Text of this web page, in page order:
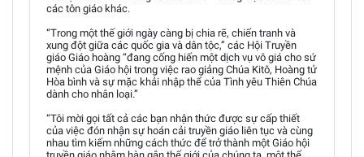
các tôn giáo khác.
“Trong một thế giới ngày càng bị chia rẽ, chiến tranh và
xung đột giữa các quốc gia và dân tộc,” các Hội Truyền
giáo Giáo hoàng “đang cống hiến một dịch vụ vô giá cho sứ
mệnh của Giáo hội trong việc rao giảng Chúa Kitô, Hoàng tử
Hòa bình và sự mặc khải nhập thể của Tình yêu Thiên Chúa
dành cho nhân loại.”
“Tôi mời gọi tất cả các bạn nhận thức được sự cấp thiết
của việc đón nhận sự hoán cải truyền giáo liên tục và cùng
nhau tìm kiếm những cách thức để trở thành một Giáo hội